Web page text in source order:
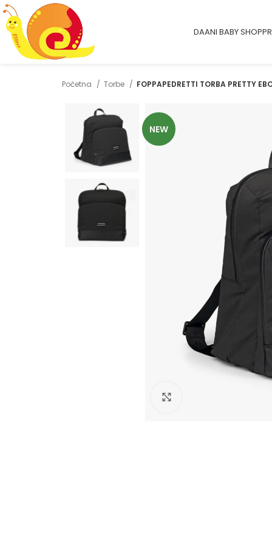
DAANI BABY SHOP
Početna Torbe FOPPAPEDRETTI TORBA PRETTY
NEW